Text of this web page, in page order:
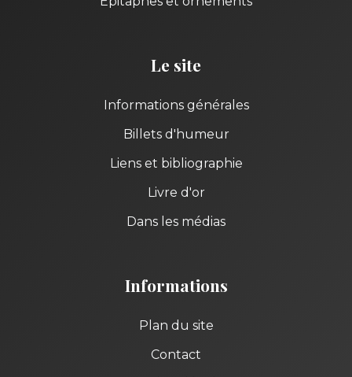
Le site
Informations générales
Billets d'humeur
Liens et bibliographie
Livre d'or
Dans les médias
Informations
Plan du site
Contact